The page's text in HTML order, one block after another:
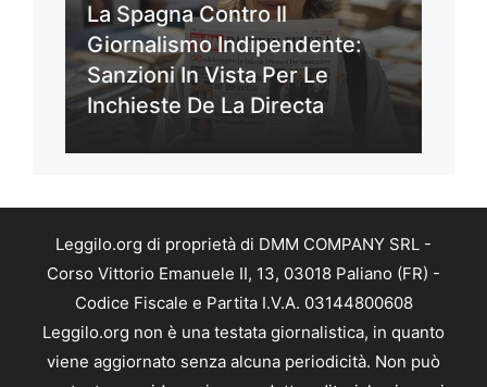
La Spagna Contro Il
Giornalismo Indipendente:
Sanzioni In Vista Per Le
Inchieste De La Directa
Leggilo.org di proprietà di DMM COMPANY SRL -
Corso Vittorio Emanuele II, 13, 03018 Paliano (FR) -
Codice Fiscale e Partita I.V.A. 03144800608
Leggilo.org non è una testata giornalistica, in quanto
viene aggiornato senza alcuna periodicità. Non può